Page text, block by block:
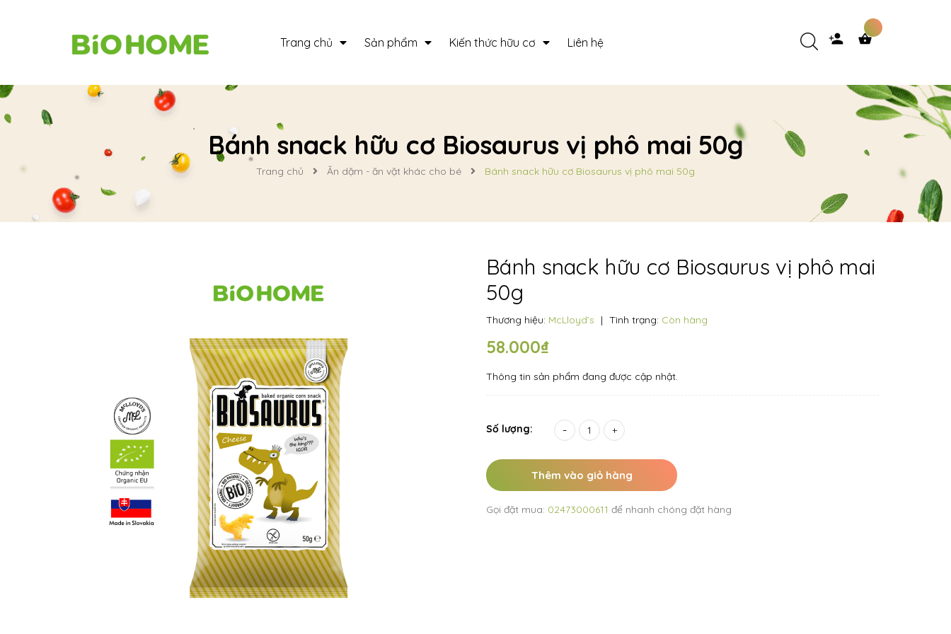
Trang chủ Sản phẩm Kiến thức hữu cơ Liên hệ
Bánh snack hữu cơ Biosaurus vị phô mai 50g
Trang chủ Ăn dặm - ăn vặt khác cho bé Bánh snack hữu cơ Biosaurus vị phô mai 50g
Bánh snack hữu cơ Biosaurus vị phô mai
50g
Thương hiệu: McLloyd’s | Tình trạng: Còn hàng
58.000₫
Thông tin sản phẩm đang được cập nhật.
Số lượng: - +
Thêm vào giỏ hàng
Gọi đặt mua: 02473000611 để nhanh chóng đặt hàng